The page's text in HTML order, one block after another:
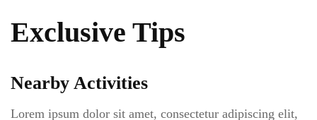
Exclusive Tips
Nearby Activities
Lorem ipsum dolor sit amet, consectetur adipiscing elit,